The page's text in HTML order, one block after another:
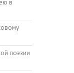
в
поэзии